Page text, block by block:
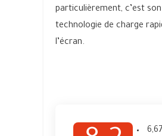
particulièrement, c’est
technologie de charge
l’écran.